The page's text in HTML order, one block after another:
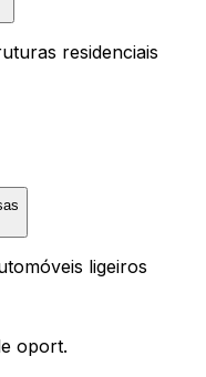
residenciais
ligeiros
oport.